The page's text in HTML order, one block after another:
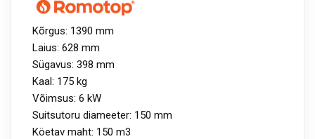
Kõrgus: 1390 mm
Laius: 628 mm
Sügavus: 398 mm
Kaal: 175 kg
Võimsus: 6 kW
Suitsutoru diameeter: 150 mm
Köetav maht: 150 m3